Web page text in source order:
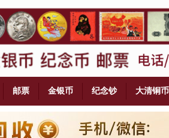
邮票 金银币 纪念钞 大清铜币